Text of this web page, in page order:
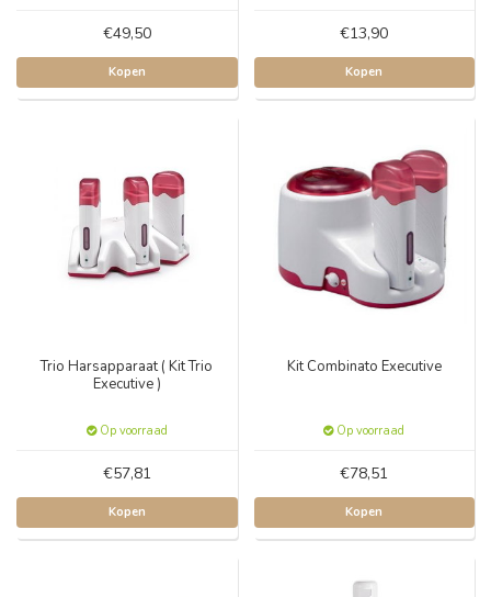
€49,50
Kopen
€13,90
Kopen
Trio Harsapparaat ( Kit Trio
Executive )
Op voorraad
€57,81
Kopen
Kit Combinato Executive
Op voorraad
€78,51
Kopen